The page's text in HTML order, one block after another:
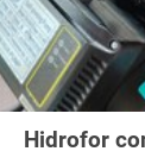
Hidrofor